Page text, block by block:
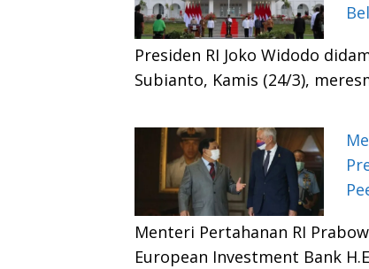
Presiden RI Joko Widodo
Subianto, Kamis (24/3),
Menteri Pertahanan RI
European Investment Bank